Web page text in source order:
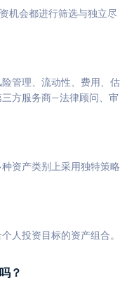
机会都进行筛选与独立尽
管理、流动性、费用、估
方服务商—法律顾问、审
资产类别上采用独特策略
人投资目标的资产组合。
？